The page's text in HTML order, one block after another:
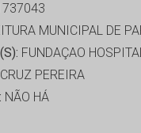
MUNICIPAL DE
FUNDAÇAO
PEREIRA
NÃO HÁ